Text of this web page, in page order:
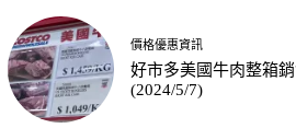
價格優惠資訊
好市多美國牛肉整箱
(2024/5/7)